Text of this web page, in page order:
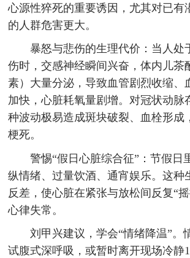
心源性猝死的重要诱因，尤其对已有
的人群危害更大。
暴怒与悲伤的生理代价：当人处
伤时，交感神经瞬间兴奋，体内儿茶
素）大量分泌，导致血管剧烈收缩、
加快，心脏耗氧量剧增。对冠状动脉
种波动极易造成斑块破裂、血栓形成
梗死。
警惕“假日心脏综合征”：节假日
纵情绪、过量饮酒、通宵娱乐。这种
反差，使心脏在紧张与放松间反复“
心律失常。
刘甲兴建议，学会“情绪降温”。
试腹式深呼吸，或暂时离开现场冷静